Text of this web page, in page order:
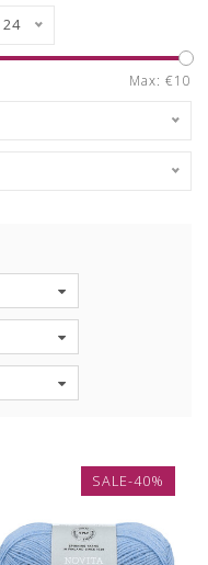
24
Max: €10
SALE-40%